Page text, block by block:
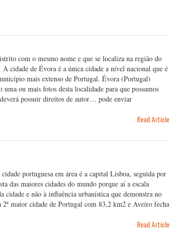
com o mesmo nome e que se localiza na região do
cidade de Évora é a única cidade a nível nacional que é
mais extenso de Portugal. Évora (Portugal)
ou mais fotos desta localidade para que possamos
possuir direitos de autor… pode enviar
Read Article
portuguesa em área é a capital Lisboa, seguida por
das maiores cidades do mundo porque aí a escala
cidade e não à influência urbanística que demonstra no
maior cidade de Portugal com 83,2 km2 e Aveiro fecha
Read Article